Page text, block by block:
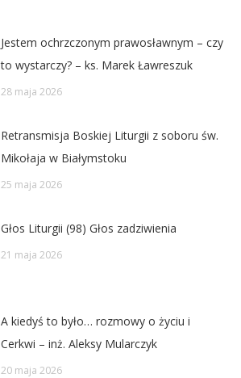
Jestem ochrzczonym prawosławnym – czy
to wystarczy? – ks. Marek Ławreszuk
28 maja 2026
Retransmisja Boskiej Liturgii z soboru św.
Mikołaja w Białymstoku
25 maja 2026
Głos Liturgii (98) Głos zadziwienia
21 maja 2026
A kiedyś to było… rozmowy o życiu i
Cerkwi – inż. Aleksy Mularczyk
20 maja 2026